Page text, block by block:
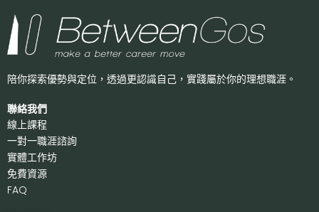
陪你探索優勢與定位，透過更認識自己， 實踐屬於你的理想職涯。
聯絡我們
線上課程
一對一職涯諮詢
實體工作坊
免費資源
FAQ